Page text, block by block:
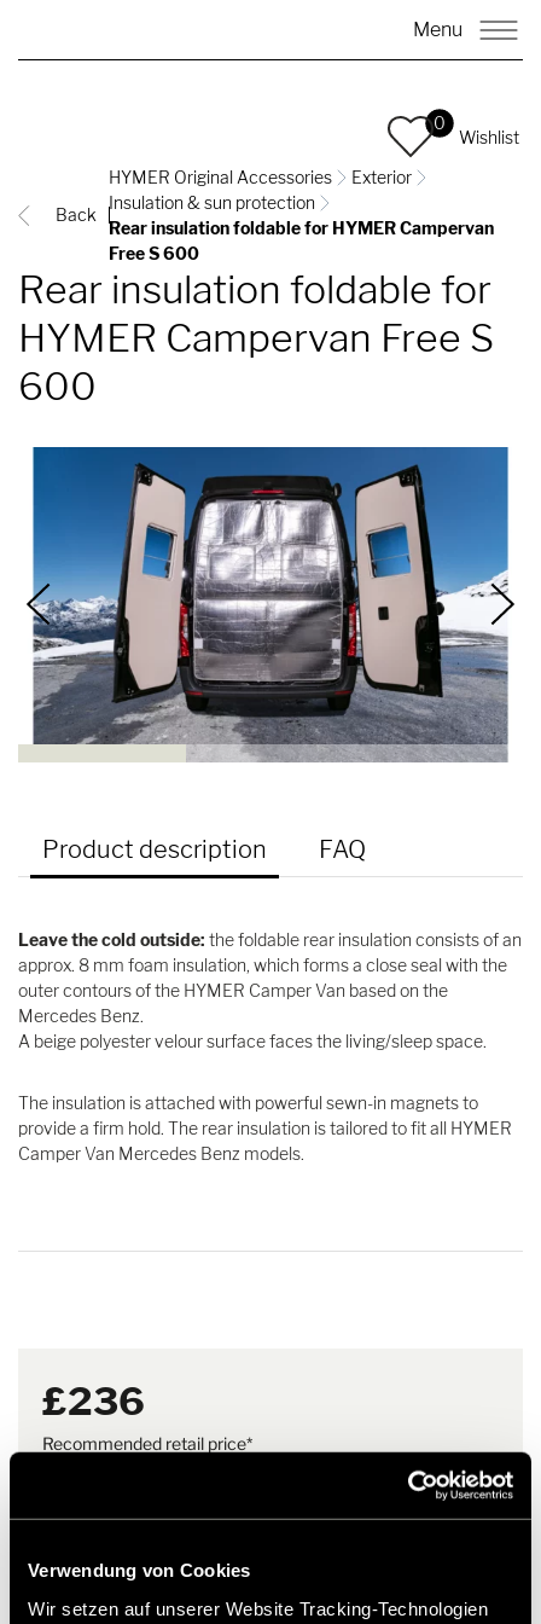
Verwendung von Cookies
Wir setzen auf unserer Website Tracking-Technologien
Menu
0
Wishlist
Back
HYMER Original Accessories
Exterior
Insulation & sun protection
Rear insulation foldable for HYMER Campervan
Free S 600
Rear insulation foldable for
HYMER Campervan Free S
600
Product description FAQ
Leave the cold outside: the foldable rear insulation consists of an
approx. 8 mm foam insulation, which forms a close seal with the
outer contours of the HYMER Camper Van based on the
Mercedes Benz.
A beige polyester velour surface faces the living/sleep space.
The insulation is attached with powerful sewn-in magnets to
provide a firm hold. The rear insulation is tailored to fit all HYMER
Camper Van Mercedes Benz models.
£236
Recommended retail price*
Does the item fit my vehicle?
* Hymer original accessories are not available from the